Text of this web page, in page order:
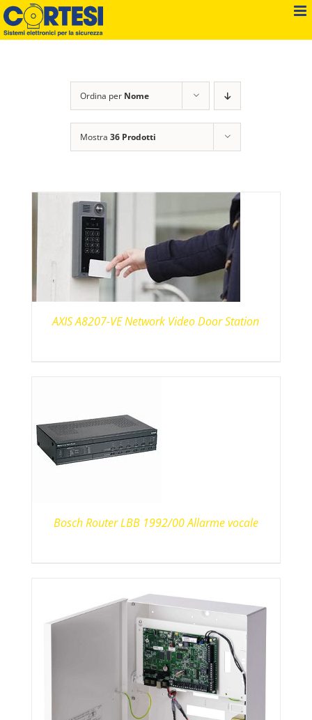
Salta
al
contenuto
Ordina per Nome
Mostra36 Prodotti
AXIS A8207-VE Network Video Door Station
Bosch Router LBB 1992/00 Allarme vocale